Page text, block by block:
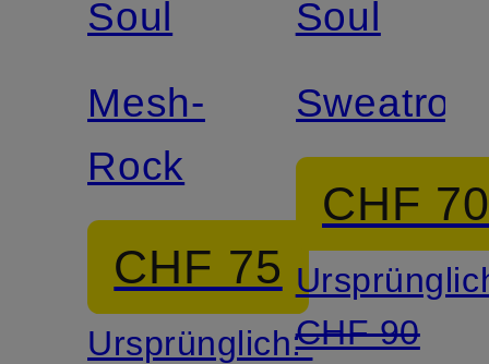
Soul
Mesh-
Rock
CHF 75
Ursprünglich:
Soul
CHF
CHF 90